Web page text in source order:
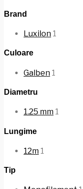
Brand
Luxilon 1
Culoare
Galben 1
Diametru
1.25 mm 1
Lungime
12m 1
Tip